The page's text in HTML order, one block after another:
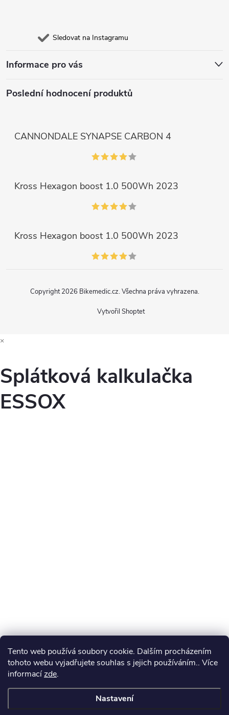
Tento web používá soubory cookie. Dalším procházením
tohoto webu vyjadřujete souhlas s jejich používáním.. Více
informacízde.
Nastavení
Sledovat na Instagramu
Informace pro vás
Poslední hodnocení produktů
CANNONDALE SYNAPSE CARBON 4
Kross Hexagon boost 1.0 500Wh 2023
Kross Hexagon boost 1.0 500Wh 2023
Vytvořil Shoptet
Copyright 2026 Bikemedic.cz. Všechna práva vyhrazena.
×
Splátková kalkulačka
ESSOX